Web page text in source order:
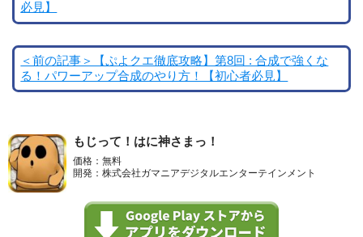
必見】
＜前の記事＞【ぷよクエ徹底攻略】第8回 : 合成で強くな
る！パワーアップ合成のやり方！【初心者必見】
もじって！はに神さまっ！
価格：無料
開発：株式会社ガマニアデジタルエンターテインメント